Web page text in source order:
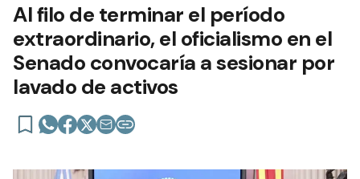
Al filo de terminar el período
extraordinario, el oficialismo en el
Senado convocaría a sesionar por
lavado de activos